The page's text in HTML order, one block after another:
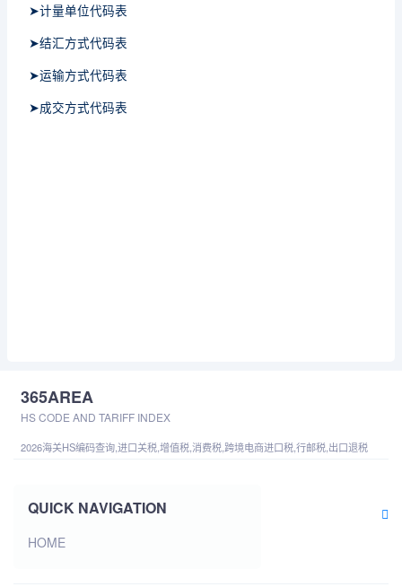
➤计量单位代码表
➤结汇方式代码表
➤运输方式代码表
➤成交方式代码表
365AREA
HS CODE AND TARIFF INDEX
2026海关HS编码查询,进口关税,增值税,消费税,跨境电商进口税,行邮税,出口退税
QUICK NAVIGATION
HOME